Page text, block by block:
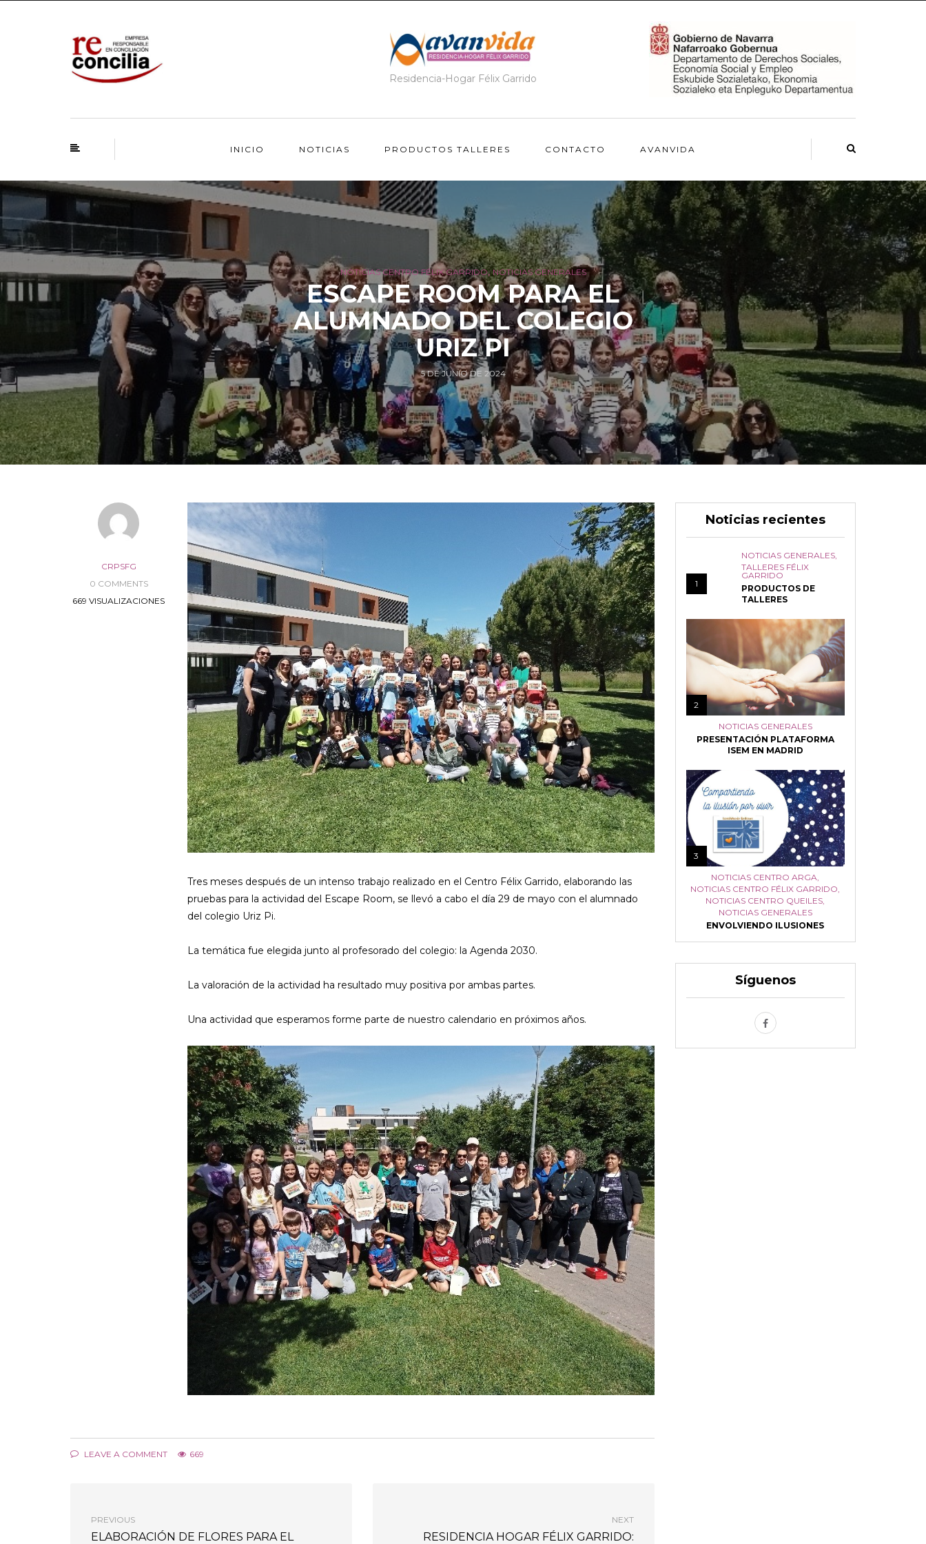
Residencia-Hogar Félix Garrido
INICIO NOTICIAS PRODUCTOS TALLERES CONTACTO AVANVIDA
NOTICIAS CENTRO FÉLIX GARRIDO,NOTICIAS GENERALES
ESCAPE ROOM PARA EL
ALUMNADO DEL COLEGIO
URIZ PI
5 DE JUNIO DE 2024
CRPSFG
0 COMMENTS
669 VISUALIZACIONES
Tres meses después de un intenso trabajo realizado en el Centro Félix Garrido, elaborando las
pruebas para la actividad del Escape Room, se llevó a cabo el día 29 de mayo con el alumnado
del colegio Uriz Pi.
La temática fue elegida junto al profesorado del colegio: la Agenda 2030.
La valoración de la actividad ha resultado muy positiva por ambas partes.
Una actividad que esperamos forme parte de nuestro calendario en próximos años.
LEAVE A COMMENT 669
PREVIOUS
ELABORACIÓN DE FLORES PARA EL
NEXT
RESIDENCIA HOGAR FÉLIX GARRIDO:
Noticias recientes
1
NOTICIAS GENERALES,
TALLERES FÉLIX
GARRIDO
PRODUCTOS DE
TALLERES
2
NOTICIAS GENERALES
PRESENTACIÓN PLATAFORMA
ISEM EN MADRID
3
NOTICIAS CENTRO ARGA,
NOTICIAS CENTRO FÉLIX GARRIDO,
NOTICIAS CENTRO QUEILES,
NOTICIAS GENERALES
ENVOLVIENDO ILUSIONES
Síguenos